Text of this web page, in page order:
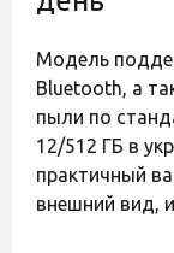
Оставить отзыв
Полиуретановая
StatusSKIN Pro+
Samsung Galaxy
Глянцевая
Есть в наличии
400 грн
Модель
Bluetooth, а
пыли по
12/512 ГБ в
практичный
внешний вид,